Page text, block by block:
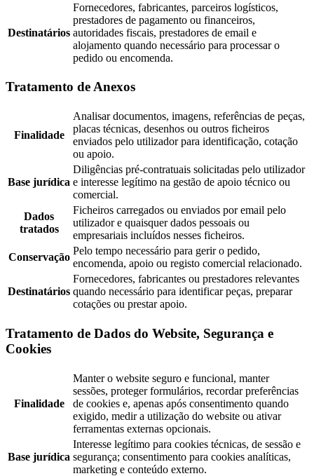
Destinatários
Fornecedores, fabricantes, parceiros logísticos,
prestadores de pagamento ou financeiros,
autoridades fiscais, prestadores de email e
alojamento quando necessário para processar o
pedido ou encomenda.
Tratamento de Anexos
Finalidade
Analisar documentos, imagens, referências de peças,
placas técnicas, desenhos ou outros ficheiros
enviados pelo utilizador para identificação, cotação
ou apoio.
Base jurídica
Diligências pré-contratuais solicitadas pelo utilizador
e interesse legítimo na gestão de apoio técnico ou
comercial.
Dados
tratados
Ficheiros carregados ou enviados por email pelo
utilizador e quaisquer dados pessoais ou
empresariais incluídos nesses ficheiros.
Conservação
Pelo tempo necessário para gerir o pedido,
encomenda, apoio ou registo comercial relacionado.
Destinatários
Fornecedores, fabricantes ou prestadores relevantes
quando necessário para identificar peças, preparar
cotações ou prestar apoio.
Tratamento de Dados do Website, Segurança e
Cookies
Finalidade
Manter o website seguro e funcional, manter
sessões, proteger formulários, recordar preferências
de cookies e, apenas após consentimento quando
exigido, medir a utilização do website ou ativar
ferramentas externas opcionais.
Base jurídica
Interesse legítimo para cookies técnicas, de sessão e
segurança; consentimento para cookies analíticas,
marketing e conteúdo externo.